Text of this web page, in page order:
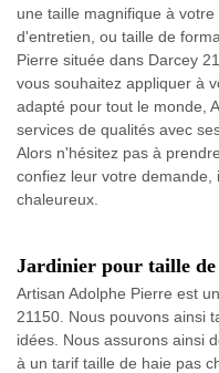
une taille magnifique à
d'entretien, ou taille de
Pierre située dans Darcey
vous souhaitez appliquer à
adapté pour tout le monde,
services de qualités avec
Alors n'hésitez pas à
confiez leur votre demande,
chaleureux.
Jardinier pour taille de
Artisan Adolphe Pierre est
21150. Nous pouvons ainsi
idées. Nous assurons ainsi
à un tarif taille de haie pas